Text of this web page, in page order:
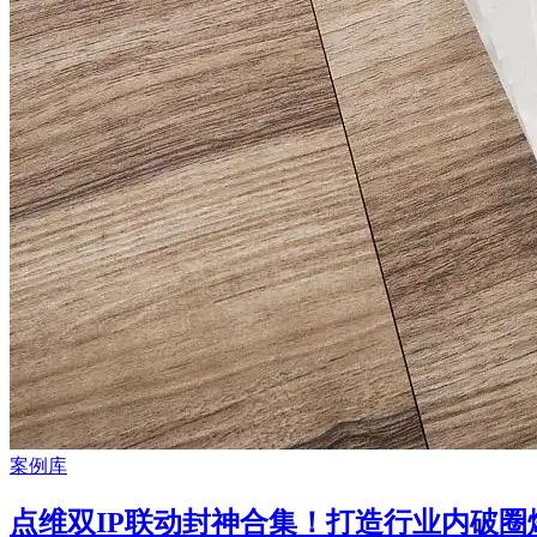
案例库
点维双IP联动封神合集！打造行业内破圈